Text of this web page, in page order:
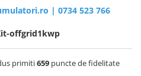
| 0734 523 766
offgrid1kwp
primiti659 puncte de fidelitate